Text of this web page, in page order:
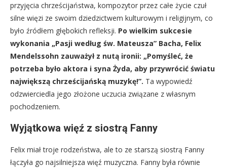
przyjęcia chrześcijaństwa, kompozytor przez całe życie czuł
silne więzi ze swoim dziedzictwem kulturowym i religijnym, co
było źródłem głębokich refleksji. Po wielkim sukcesie
wykonania „Pasji według św. Mateusza” Bacha, Felix
Mendelssohn zauważył z nutą ironii: „Pomyśleć, że
potrzeba było aktora i syna Żyda, aby przywrócić światu
największą chrześcijańską muzykę!”. Ta wypowiedź
odzwierciedla jego złożone uczucia związane z własnym
pochodzeniem.
Wyjątkowa więź z siostrą Fanny
Felix miał troje rodzeństwa, ale to ze starszą siostrą Fanny
łączyła go najsilniejsza więź muzyczna. Fanny była równie